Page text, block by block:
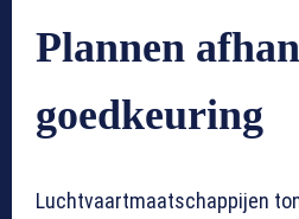
Plannen
goedkeuring
Luchtvaartmaatschappijen